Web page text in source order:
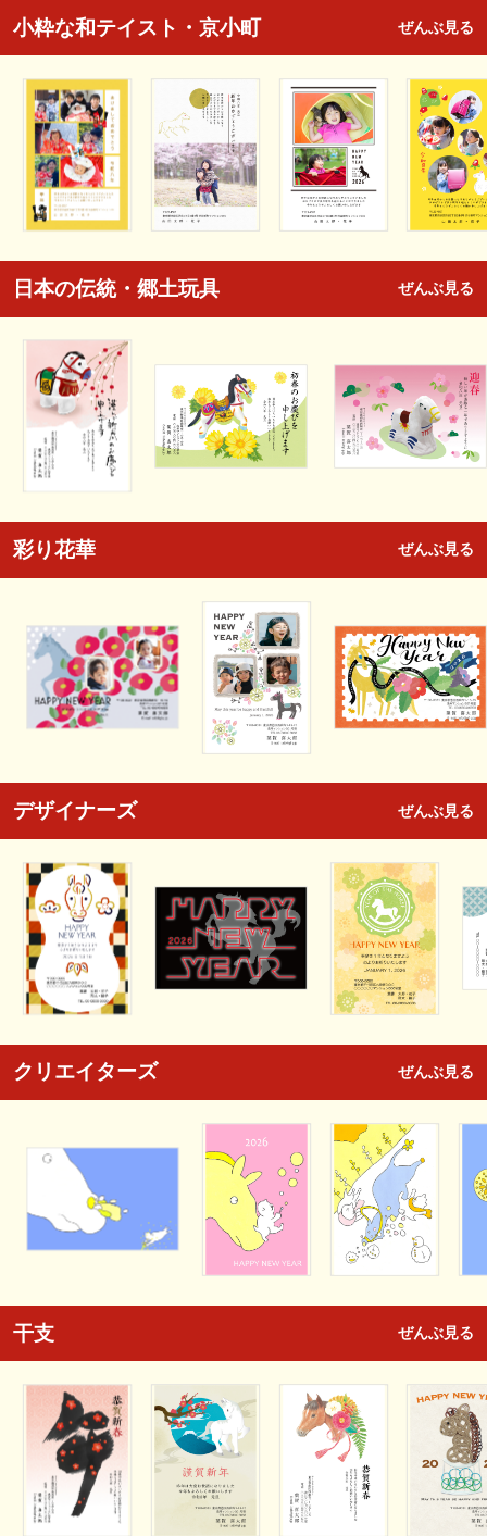
小粋な和テイスト・京小町 ぜんぶ見る
日本の伝統・郷土玩具 ぜんぶ見る
彩り花華 ぜんぶ見る
デザイナーズ ぜんぶ見る
クリエイターズ ぜんぶ見る
干支 ぜんぶ見る